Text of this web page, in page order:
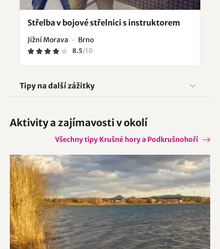
Střelba v bojové střelnici s instruktorem
Jižní Morava Brno
8.5/10
Tipy na další zážitky
Aktivity a zajímavosti v okolí
Všechny tipy Krušné hory a Podkrušnohoří